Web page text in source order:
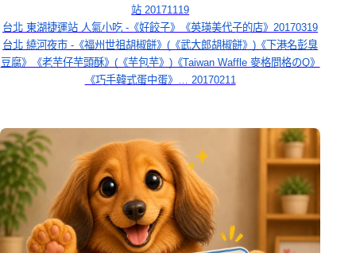
站 20171119
台北 東湖捷運站 人氣小吃 -《好餃子》《英瑛美代子的店》20170319
台北 繞河夜市 -《福州世祖胡椒餅》(《武大郎胡椒餅》)《下港名彭臭
豆腐》《老芋仔芋頭酥》(《芋包芋》)《Taiwan Waffle 麥格問格のQ》
《巧手韓式蛋中蛋》… 20170211